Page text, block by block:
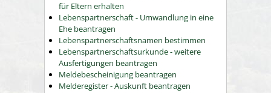
für Eltern erhalten
Lebenspartnerschaft - Umwandlung in eine
Ehe beantragen
Lebenspartnerschaftsnamen bestimmen
Lebenspartnerschaftsurkunde - weitere
Ausfertigungen beantragen
Meldebescheinigung beantragen
Melderegister - Auskunft beantragen